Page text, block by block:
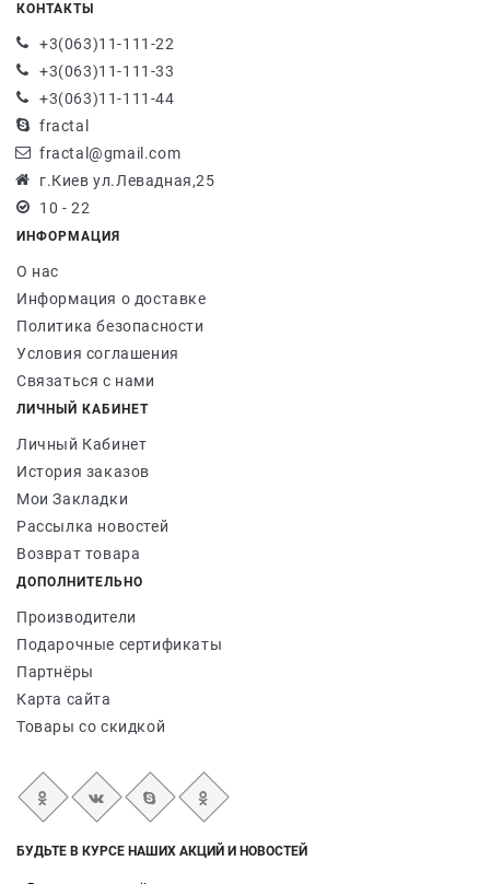
КОНТАКТЫ
+3(063)11-111-22
+3(063)11-111-33
+3(063)11-111-44
fractal
fractal@gmail.com
г.Киев ул.Левадная,25
10 - 22
ИНФОРМАЦИЯ
О нас
Информация о доставке
Политика безопасности
Условия соглашения
Связаться с нами
ЛИЧНЫЙ КАБИНЕТ
Личный Кабинет
История заказов
Мои Закладки
Рассылка новостей
Возврат товара
ДОПОЛНИТЕЛЬНО
Производители
Подарочные сертификаты
Партнёры
Карта сайта
Товары со скидкой
БУДЬТЕ В КУРСЕ НАШИХ АКЦИЙ И НОВОСТЕЙ